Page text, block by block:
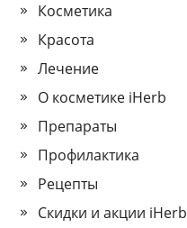
Косметика
Красота
Лечение
О косметике iHerb
Препараты
Профилактика
Рецепты
Скидки и акции iHerb